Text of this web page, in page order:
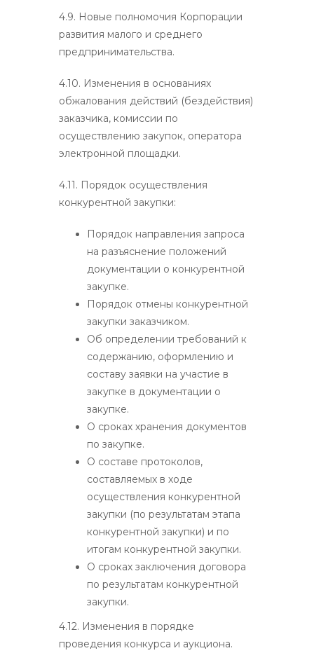
4.9. Новые полномочия Корпорации
развития малого и среднего
предпринимательства.
4.10. Изменения в основаниях
обжалования действий (бездействия)
заказчика, комиссии по
осуществлению закупок, оператора
электронной площадки.
4.11. Порядок осуществления
конкурентной закупки:
Порядок направления запроса
на разъяснение положений
документации о конкурентной
закупке.
Порядок отмены конкурентной
закупки заказчиком.
Об определении требований к
содержанию, оформлению и
составу заявки на участие в
закупке в документации о
закупке.
О сроках хранения документов
по закупке.
О составе протоколов,
составляемых в ходе
осуществления конкурентной
закупки (по результатам этапа
конкурентной закупки) и по
итогам конкурентной закупки.
О сроках заключения договора
по результатам конкурентной
закупки.
4.12. Изменения в порядке
проведения конкурса и аукциона.